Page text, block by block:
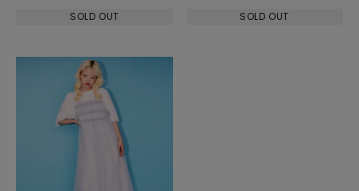
SOLD OUT SOLD OUT